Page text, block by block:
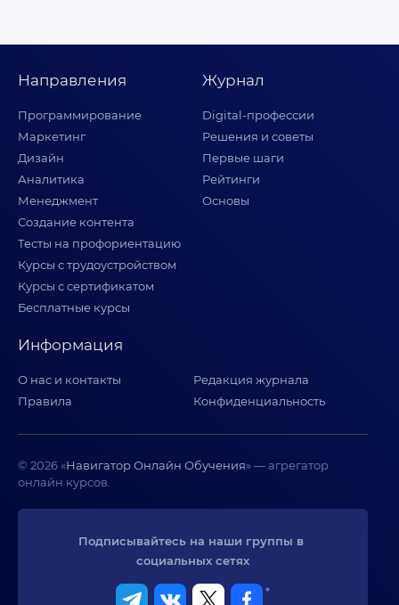
Направления
Программирование
Маркетинг
Дизайн
Аналитика
Менеджмент
Создание контента
Тесты на профориентацию
Курсы с трудоустройством
Курсы с сертификатом
Бесплатные курсы
Журнал
Digital-профессии
Решения и советы
Первые шаги
Рейтинги
Основы
Информация
О нас и контакты
Редакция журнала
Правила
Конфиденциальность
© 2026 «Навигатор Онлайн Обучения» — агрегатор
онлайн курсов.
Подписывайтесь на наши группы в
социальных сетях
*